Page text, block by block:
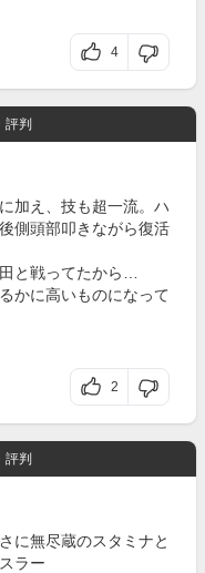
4
評判
加え、技も超一流。ハ
側頭部叩きながら復活
と戦ってたから…
かに高いものになって
2
評判
に無尽蔵のスタミナと
ラー